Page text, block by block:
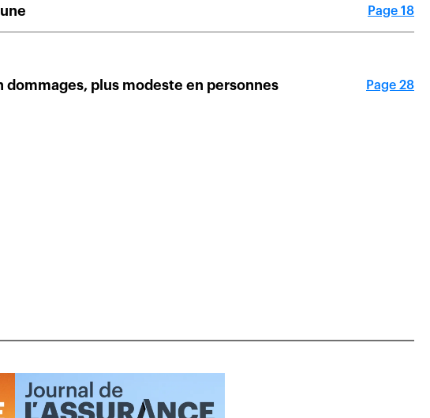
Page 18
dommages, plus modeste en personnes Page 28